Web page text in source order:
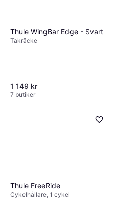
Thule WingBar Edge - Svart
Takräcke
1 149 kr
7 butiker
Thule FreeRide
Cykelhållare, 1 cykel